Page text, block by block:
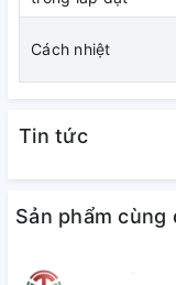
acryi) được sử
Cách nhiệt
Tin tức
Sản phẩm cùng